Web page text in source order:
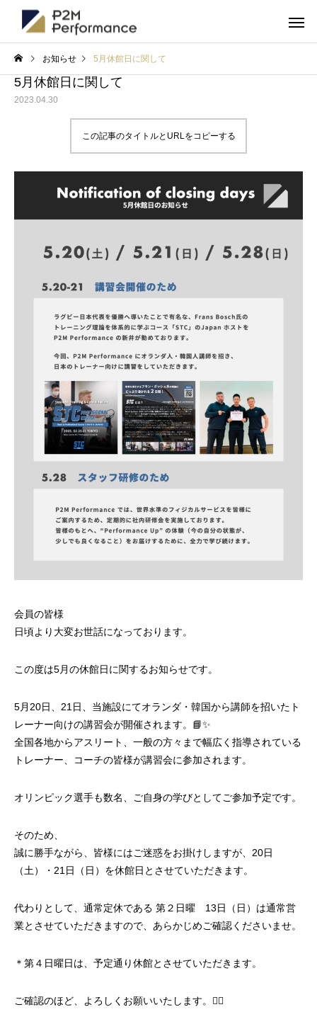
お知らせ 5月休館日に関して
5月休館日に関して
2023.04.30
この記事のタイトルとURLをコピーする
会員の皆様
日頃より大変お世話になっております。
この度は5月の休館日に関するお知らせです。
5月20日、21日、当施設にてオランダ・韓国から講師を招いたト
レーナー向けの講習会が開催されます。📘✨
全国各地からアスリート、一般の方々まで幅広く指導されている
トレーナー、コーチの皆様が講習会に参加されます。
オリンピック選手も数名、ご自身の学びとしてご参加予定です。
そのため、
誠に勝手ながら、皆様にはご迷惑をお掛けしますが、20日
（土）・21日（日）を休館日とさせていただきます。
代わりとして、通常定休である 第２日曜 13日（日）は通常営
業とさせていただきますので、あらかじめご確認くださいませ。
＊第４日曜日は、予定通り休館とさせていただきます。
ご確認のほど、よろしくお願いいたします。🙇‍♂️